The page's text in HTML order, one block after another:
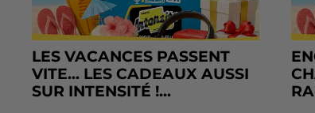
LES VACANCES PASSENT
VITE... LES CADEAUX AUSSI
SUR INTENSITÉ !...